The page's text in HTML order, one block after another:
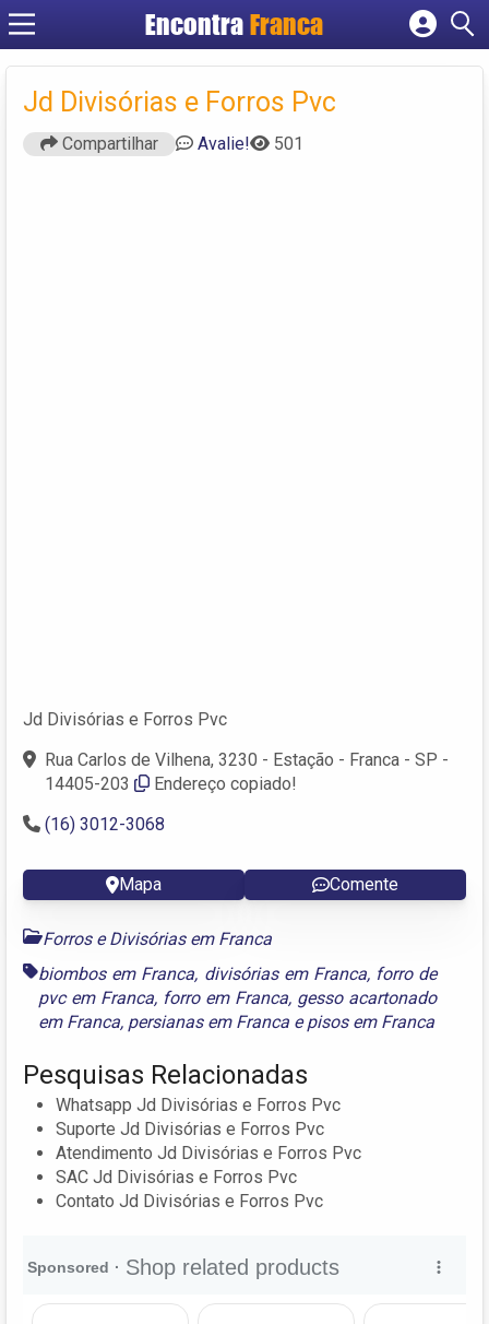
Encontra Franca
Cadastrar empresa
Criar conta
Jd Divisórias e Forros Pvc
Compartilhar Avalie! 501
Jd Divisórias e Forros Pvc
Rua Carlos de Vilhena, 3230 - Estação - Franca - SP -
14405-203
Endereço copiado!
(16) 3012-3068
Mapa Comente
Forros e Divisórias em Franca
biombos em Franca, divisórias em Franca, forro de
pvc em Franca, forro em Franca, gesso acartonado
em Franca, persianas em Franca episos em Franca
Pesquisas Relacionadas
Whatsapp Jd Divisórias e Forros Pvc
Suporte Jd Divisórias e Forros Pvc
Atendimento Jd Divisórias e Forros Pvc
SAC Jd Divisórias e Forros Pvc
Contato Jd Divisórias e Forros Pvc